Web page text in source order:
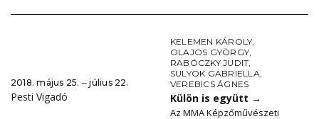
2018. május 25. ‒ július 22.
Pesti Vigadó
KELEMEN KÁROLY,
OLAJOS GYÖRGY,
RABÓCZKY JUDIT,
SULYOK GABRIELLA,
VEREBICS ÁGNES
Külön is együtt →
Az MMA Képzőművészeti